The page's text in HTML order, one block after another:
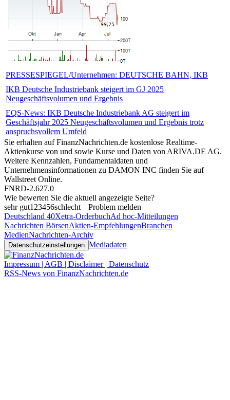
PRESSESPIEGEL/Unternehmen: DEUTSCHE BAHN, IKB
IKB Deutsche Industriebank steigert im GJ 2025
Neugeschäftsvolumen und Ergebnis
EQS-News: IKB Deutsche Industriebank AG steigert im
Geschäftsjahr 2025 Neugeschäftsvolumen und Ergebnis trotz
anspruchsvollem Umfeld
Sie erhalten auf FinanzNachrichten.de kostenlose Realtime-
Aktienkurse von und sowie Kurse und Daten von ARIVA.DE AG.
Weitere Kennzahlen, Fundamentaldaten und
Unternehmensinformationen zu DAMON INC finden Sie auf
Wallstreet Online.
FNRD-2.627.0
Wie bewerten Sie die aktuell angezeigte Seite?
sehr gut1 23456schlecht
Problem melden
Deutschland 40Xetra-OrderbuchAd hoc-Mitteilungen
Nachrichten BörsenAktien-EmpfehlungenBranchen
MedienNachrichten-Archiv
Datenschutzeinstellungen Mediadaten
Impressum | AGB | Disclaimer | Datenschutz
RSS-News von FinanzNachrichten.de